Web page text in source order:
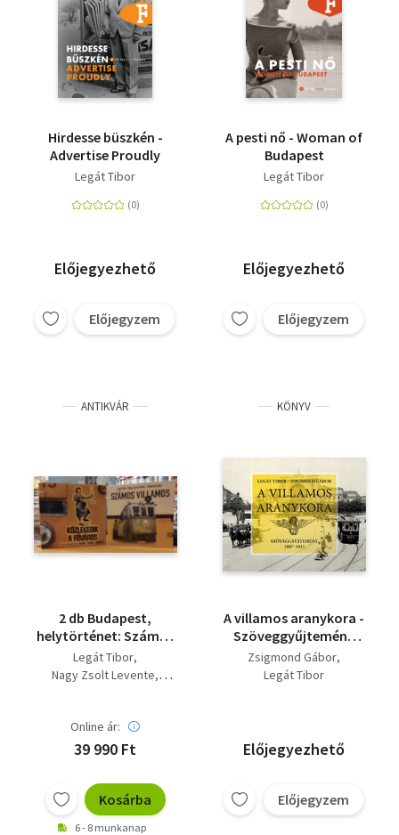
Hirdesse büszkén -
Advertise Proudly
Legát Tibor
Előjegyezhető
Előjegyzem
A pesti nő - Woman of
Budapest
Legát Tibor
Előjegyezhető
Előjegyzem
ANTIKVÁR
2 db Budapest,
helytörténet: Számos
villamos + Közlekedik
a Főváros
Legát Tibor
Nagy Zsolt Levente
Online ár:
39 990 Ft
Kosárba
6 - 8 munkanap
KÖNYV
A villamos aranykora -
Szöveggyűjtemény
1887-1923
Zsigmond Gábor
Legát Tibor
Előjegyezhető
Előjegyzem